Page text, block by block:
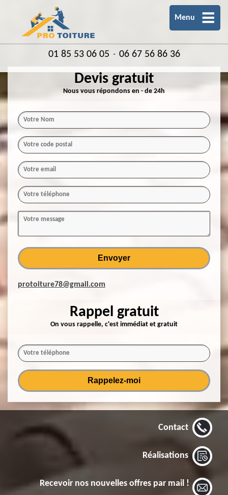
Menu
01 85 53 06 05 - 06 67 56 86 36
Devis gratuit
Nous vous répondons en - de 24h
protoiture78@gmail.com
Rappel gratuit
On vous rappelle, c'est immédiat et gratuit
Contact
Réalisations
Recevoir nos nouvelles offres par mail !